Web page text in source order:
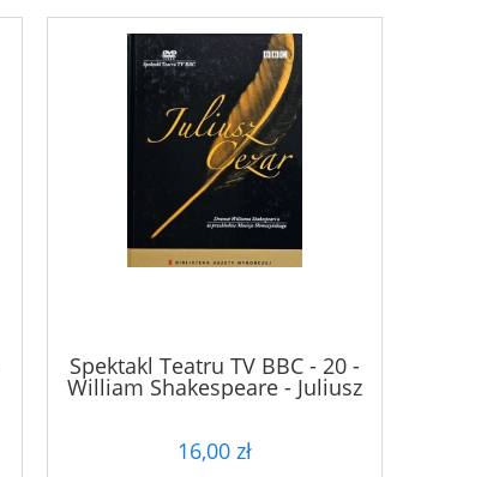
Spektakl Teatru TV BBC - 20 -
William Shakespeare - Juliusz
Cezar - DVD
16,00 zł